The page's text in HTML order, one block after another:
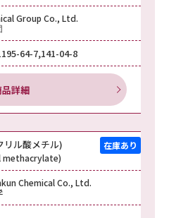
Group Co., Ltd.
64-7,141-04-8
詳細
リル酸メチル)
methacrylate)
Chemical Co., Ltd.